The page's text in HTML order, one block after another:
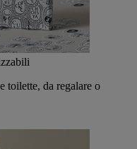
toilette, da regalare o